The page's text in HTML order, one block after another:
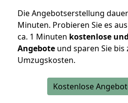
Die Angebotserstellung
Minuten. Probieren Sie es
ca. 1 Minuten kostenlose
Angebote und sparen Sie bis
Umzugskosten.
Kostenlose